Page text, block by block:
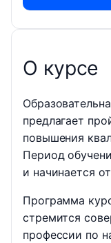
О курсе
предлагает
повышения
Период
и начинается
Программа
стремится
профессии по